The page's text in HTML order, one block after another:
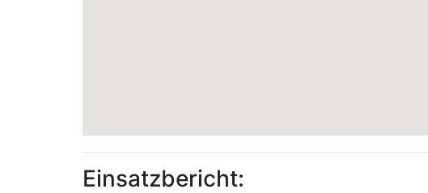
Einsatzbericht: